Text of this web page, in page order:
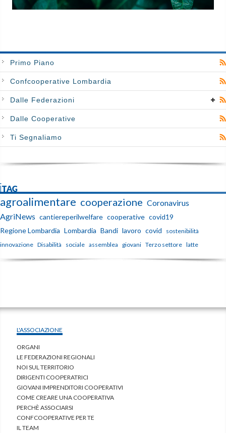
Primo Piano
Confcooperative Lombardia
Dalle Federazioni
Dalle Cooperative
Ti Segnaliamo
iTAG
agroalimentare cooperazione Coronavirus
AgriNews cantiereperilwelfare cooperative covid19
Regione Lombardia Lombardia Bandi lavoro covid
sostenibilità
innovazione Disabilità sociale assemblea giovani Terzo settore latte
L'ASSOCIAZIONE
ORGANI
LE FEDERAZIONI REGIONALI
NOI SUL TERRITORIO
DIRIGENTI COOPERATRICI
GIOVANI IMPRENDITORI COOPERATIVI
COME CREARE UNA COOPERATIVA
PERCHÈ ASSOCIARSI
CONFCOOPERATIVE PER TE
IL TEAM